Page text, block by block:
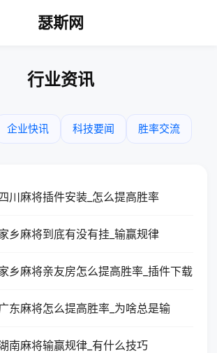
瑟斯网
行业资讯
企业快讯 科技要闻 胜率交流
川麻将插件安装_怎么提高胜率
乡麻将到底有没有挂_输赢规律
乡麻将亲友房怎么提高胜率_插件下载
东麻将怎么提高胜率_为啥总是输
南麻将输赢规律_有什么技巧